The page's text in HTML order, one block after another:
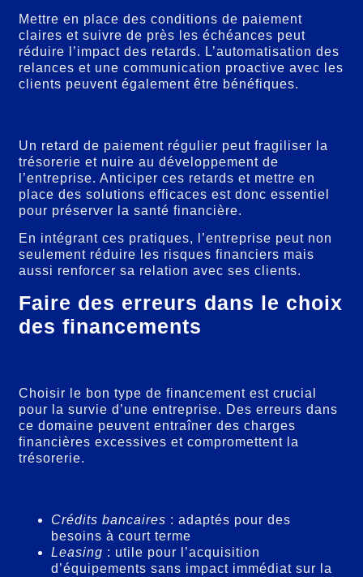
Mettre en place des conditions de paiement
claires et suivre de près les échéances peut
réduire l’impact des retards. L’automatisation des
relances et une communication proactive avec les
clients peuvent également être bénéfiques.
Un retard de paiement régulier peut fragiliser la
trésorerie et nuire au développement de
l’entreprise. Anticiper ces retards et mettre en
place des solutions efficaces est donc essentiel
pour préserver la santé financière.
En intégrant ces pratiques, l’entreprise peut non
seulement réduire les risques financiers mais
aussi renforcer sa relation avec ses clients.
Faire des erreurs dans le choix
des financements
Choisir le bon type de financement est crucial
pour la survie d’une entreprise. Des erreurs dans
ce domaine peuvent entraîner des charges
financières excessives et compromettent la
trésorerie.
Crédits bancaires : adaptés pour des
besoins à court terme
Leasing : utile pour l’acquisition
d’équipements sans impact immédiat sur la